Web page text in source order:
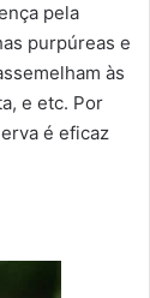
pela
purpúreas e
às
e etc. Por
é eficaz